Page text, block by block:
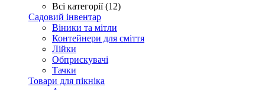
Всі категорії (12)
Садовий інвентар
Віники та мітли
Контейнери для сміття
Лійки
Обприскувачі
Тачки
Товари для пікніка